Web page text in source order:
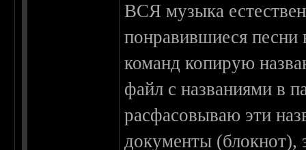
ВСЯ музыка
понравившиеся
команд копирую
файл с названиями в
расфасовываю эти
документы